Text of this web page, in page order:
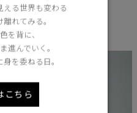
ベスト ブラックレーベル
フュージョンフィット
¥116,600（tax in）
える世界も変わる
れてみる。
を背に、
進んでいく。
を委ねる日。
こちら